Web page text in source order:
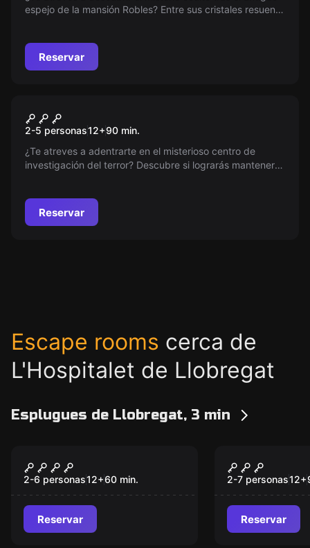
espejo de la mansión Robles? Entre sus cristales resuena
algunas sombras nunca deberían ser desveladas.
Reservar
Nuevo
DENTRO
2-5 personas12+90 min.
¿Te atreves a adentrarte en el misterioso centro de
investigación del terror? Descubre si lograrás mantener la
que te retará como nunca antes!
Reservar
Escape rooms cerca de
L'Hospitalet de Llobregat
Esplugues de Llobregat, 3 min
Nuevo
LA PLANTA
2-6 personas12+60 min.
Reservar
Worm
2-7 personas12+
Reservar